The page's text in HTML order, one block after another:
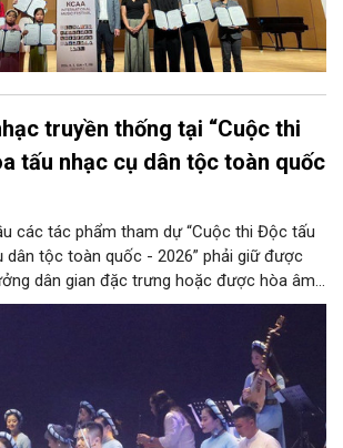
truyền thống tại “Cuộc thi
tấu nhạc cụ dân tộc toàn quốc
các tác phẩm tham dự “Cuộc thi Độc tấu
dân tộc toàn quốc - 2026” phải giữ được
dân gian đặc trưng hoặc được hòa âm,
tảng làn điệu âm nhạc truyền thống Việt
được trình diễn trực tiếp bằng nhạc cụ dân